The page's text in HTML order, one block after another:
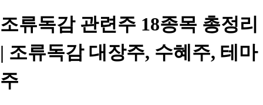
조류독감 관련주 18종목 총정리
| 조류독감 대장주, 수혜주, 테마
주